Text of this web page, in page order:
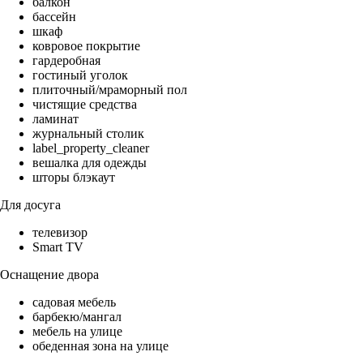
бассейн
шкаф
ковровое покрытие
гардеробная
гостиный уголок
плиточный/мраморный пол
чистящие средства
ламинат
журнальный столик
label_property_cleaner
вешалка для одежды
шторы блэкаут
Для досуга
телевизор
Smart TV
Оснащение двора
садовая мебель
барбекю/мангал
мебель на улице
обеденная зона на улице